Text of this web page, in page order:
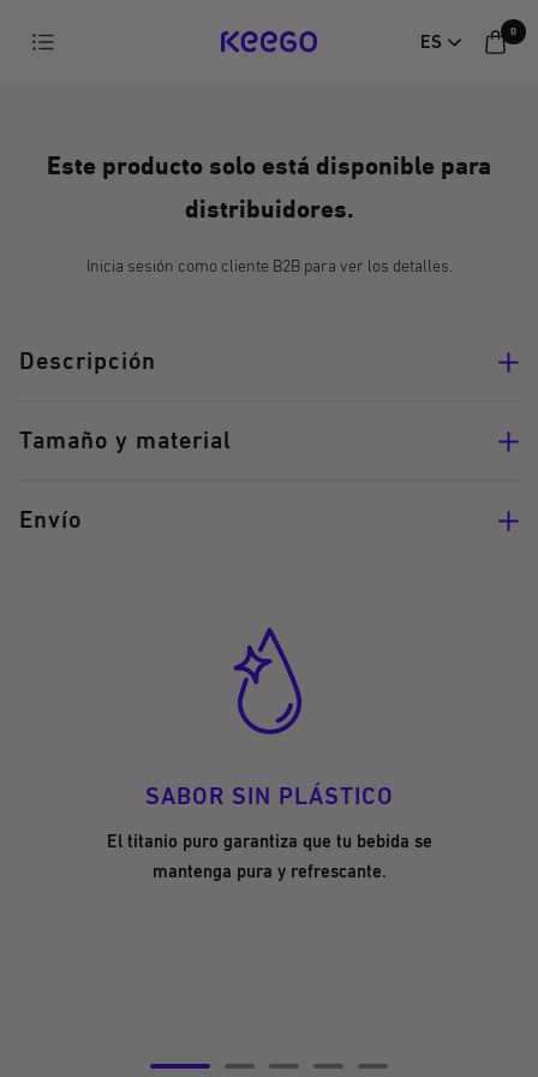
directamente
Navegación KEEGO ES
0
Este producto solo está disponible para
distribuidores.
Inicia sesión como cliente B2B para ver los detalles.
Descripción
Tamaño y material
Envío
SABOR SIN PLÁSTICO
El titanio puro garantiza que tu bebida se
mantenga pura y refrescante.